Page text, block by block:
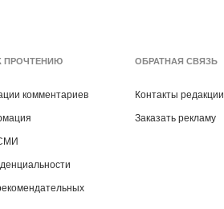
ПРОЧТЕНИЮ
комментариев
ОБРАТНАЯ СВЯЗЬ
Контакты редакции
Заказать рекламу